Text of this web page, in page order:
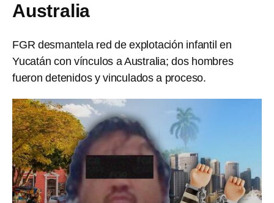
Australia
FGR desmantela red de explotación infantil en
Yucatán con vínculos a Australia; dos hombres
fueron detenidos y vinculados a proceso.